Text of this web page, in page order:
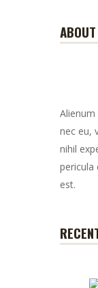
ABOUT
nec eu,
nihil
pericula
est.